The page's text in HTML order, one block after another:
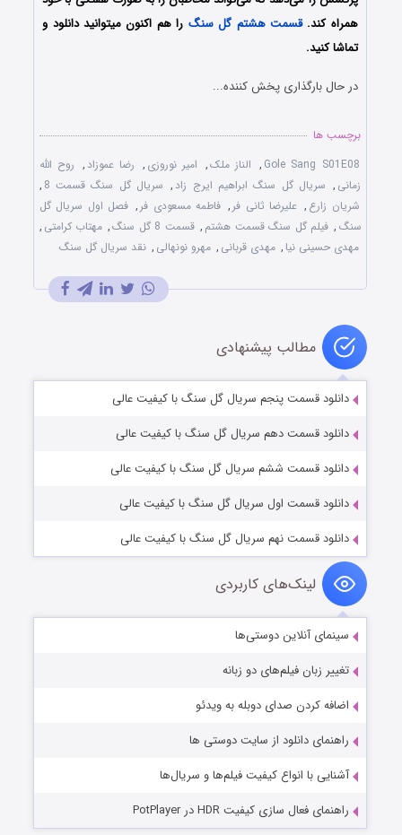
همراه کند.قسمت هشتم گل سنگ را هم اکنون میتوانید دانلود و
تماشا کنید.
در حال بارگذاری پخش کننده...
برچسب ها
Gole Sang S01E08
, الناز ملک, امیر نوروزی , رضا عموزاد , روح الله
زمانی , سریال گل سنگ ابراهیم ایرج زاد , سریال گل سنگ قسمت 8
,
شریان زارع , علیرضا ثانی فر , فاطمه مسعودی فر , فصل اول سریال گل
سنگ , فیلم گل سنگ قسمت هشتم , قسمت 8 گل سنگ , مهتاب کرامتی ,
مهدی حسینی نیا , مهدی قربانی , مهرو نونهالی , نقد سریال گل سنگ
مطالب پیشنهادی
دانلود قسمت پنجم سریال گل سنگ با کیفیت عالی
دانلود قسمت دهم سریال گل سنگ با کیفیت عالی
دانلود قسمت ششم سریال گل سنگ با کیفیت عالی
دانلود قسمت اول سریال گل سنگ با کیفیت عالی
دانلود قسمت نهم سریال گل سنگ با کیفیت عالی
لینک‌های کاربردی
سینمای آنلاین دوستی‌ها
تغییر زبان فیلم‌های دو زبانه
اضافه کردن صدای دوبله به ویدئو
راهنمای دانلود از سایت دوستی ها
آشنایی با انواع کیفیت فیلم‌ها و سریال‌ها
راهنمای فعال سازی کیفیت HDR در PotPlayer